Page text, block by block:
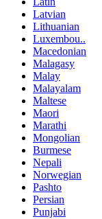
Latvian
Lithuanian
Luxembou..
Macedonian
Malagasy
Malay
Malayalam
Maltese
Maori
Marathi
Mongolian
Burmese
Nepali
Norwegian
Pashto
Persian
Punjabi